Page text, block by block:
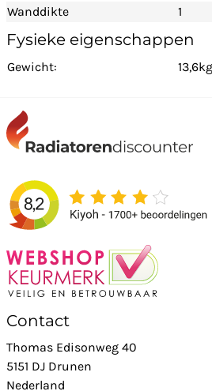
Wanddikte
1
Fysieke eigenschappen
Gewicht: 13,6kg
Contact
Thomas Edisonweg 40
5151 DJ Drunen
Nederland